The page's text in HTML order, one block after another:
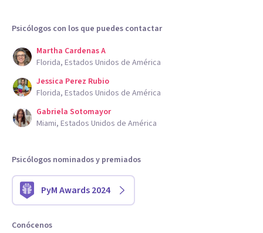
Psicólogos con los que puedes contactar
Martha Cardenas A
Florida, Estados Unidos de América
Jessica Perez Rubio
Florida, Estados Unidos de América
Gabriela Sotomayor
Miami, Estados Unidos de América
Psicólogos nominados y premiados
PyM Awards 2024
Conócenos